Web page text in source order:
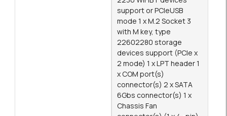
support or PCIeUSB
mode 1 x M.2 Socket 3
with M key, type
22602280 storage
devices support (PCIe x
2 mode) 1 x LPT header 1
x COM port(s)
connector(s) 2 x SATA
6Gbs connector(s) 1 x
Chassis Fan